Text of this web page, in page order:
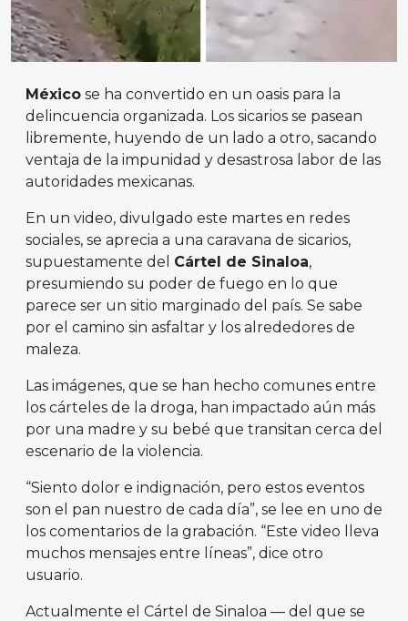
México se ha convertido en un oasis para la
delincuencia organizada. Los sicarios se pasean
libremente, huyendo de un lado a otro, sacando
ventaja de la impunidad y desastrosa labor de las
autoridades mexicanas.
En un video, divulgado este martes en redes
sociales, se aprecia a una caravana de sicarios,
supuestamente del Cártel de Sinaloa,
presumiendo su poder de fuego en lo que
parece ser un sitio marginado del país. Se sabe
por el camino sin asfaltar y los alrededores de
maleza.
Las imágenes, que se han hecho comunes entre
los cárteles de la droga, han impactado aún más
por una madre y su bebé que transitan cerca del
escenario de la violencia.
“Siento dolor e indignación, pero estos eventos
son el pan nuestro de cada día”, se lee en uno de
los comentarios de la grabación. “Este video lleva
muchos mensajes entre líneas”, dice otro
usuario.
Actualmente el Cártel de Sinaloa — del que se